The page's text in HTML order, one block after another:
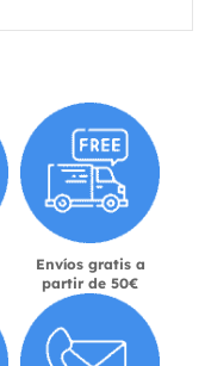
Envíos gratis a
partir de 50€